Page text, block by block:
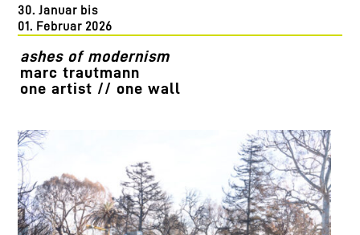
30. Januar bis
01. Februar 2026
ashes of modernism
marc trautmann
one artist // one wall